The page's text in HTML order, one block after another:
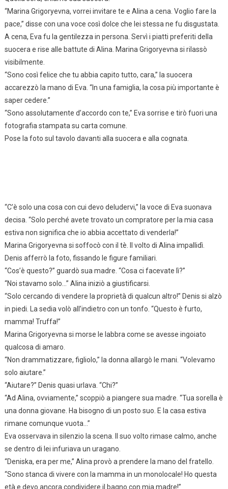
“Marina Grigoryevna, vorrei invitare te e Alina a cena. Voglio fare la
pace,” disse con una voce così dolce che lei stessa ne fu disgustata.
A cena, Eva fu la gentilezza in persona. Servì i piatti preferiti della
suocera e rise alle battute di Alina. Marina Grigoryevna si rilassò
visibilmente.
“Sono così felice che tu abbia capito tutto, cara,” la suocera
accarezzò la mano di Eva. “In una famiglia, la cosa più importante è
saper cedere.”
“Sono assolutamente d’accordo con te,” Eva sorrise e tirò fuori una
fotografia stampata su carta comune.
Pose la foto sul tavolo davanti alla suocera e alla cognata.
“C’è solo una cosa con cui devo deludervi,” la voce di Eva suonava
decisa. “Solo perché avete trovato un compratore per la mia casa
estiva non significa che io abbia accettato di venderla!”
Marina Grigoryevna si soffocò con il tè. Il volto di Alina impallidì.
Denis afferrò la foto, fissando le figure familiari.
“Cos’è questo?” guardò sua madre. “Cosa ci facevate lì?”
“Noi stavamo solo…” Alina iniziò a giustificarsi.
“Solo cercando di vendere la proprietà di qualcun altro!” Denis si alzò
in piedi. La sedia volò all’indietro con un tonfo. “Questo è furto,
mamma! Truffa!”
Marina Grigoryevna si morse le labbra come se avesse ingoiato
qualcosa di amaro.
“Non drammatizzare, figliolo,” la donna allargò le mani. “Volevamo
solo aiutare.”
“Aiutare?” Denis quasi urlava. “Chi?”
“Ad Alina, ovviamente,” scoppiò a piangere sua madre. “Tua sorella è
una donna giovane. Ha bisogno di un posto suo. E la casa estiva
rimane comunque vuota…”
Eva osservava in silenzio la scena. Il suo volto rimase calmo, anche
se dentro di lei infuriava un uragano.
“Deniska, era per me,” Alina provò a prendere la mano del fratello.
“Sono stanca di vivere con la mamma in un monolocale! Ho questa
età e devo ancora condividere il bagno con mia madre!”